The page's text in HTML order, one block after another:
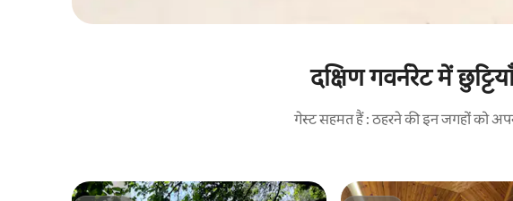
दक्षिण गवर्नरेट में
गेस्ट सहमत हैं : ठहरने की इन जगहों को